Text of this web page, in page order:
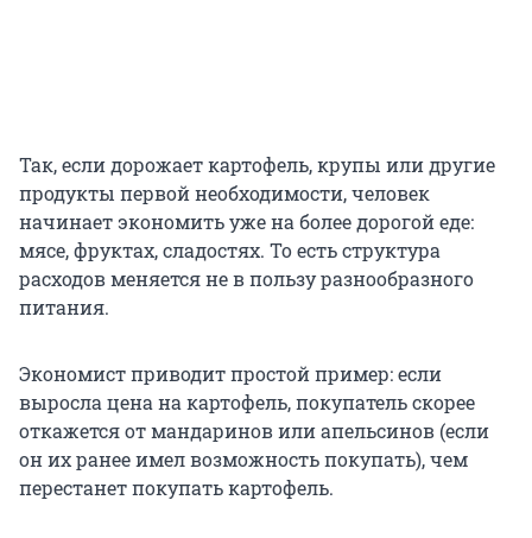
Так, если дорожает картофель, крупы или другие
продукты первой необходимости, человек
начинает экономить уже на более дорогой еде:
мясе, фруктах, сладостях. То есть структура
расходов меняется не в пользу разнообразного
питания.
Экономист приводит простой пример: если
выросла цена на картофель, покупатель скорее
откажется от мандаринов или апельсинов (если
он их ранее имел возможность покупать), чем
перестанет покупать картофель.